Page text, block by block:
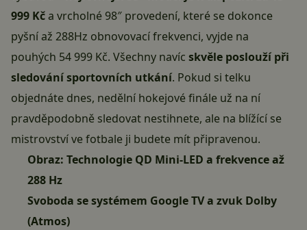
999 Kča vrcholné 98″ provedení, které se dokonce
pyšní až 288Hz obnovovací frekvenci, vyjde na
pouhých 54 999 Kč. Všechny navíc skvěle poslouží při
sledování sportovních utkání. Pokud si telku
objednáte dnes, nedělní hokejové finále už na ní
pravděpodobně sledovat nestihnete, ale na blížící se
mistrovství ve fotbale ji budete mít připravenou.
Obraz: Technologie QD Mini-LED a frekvence až
288 Hz
Svoboda se systémem Google TV a zvuk Dolby
(Atmos)